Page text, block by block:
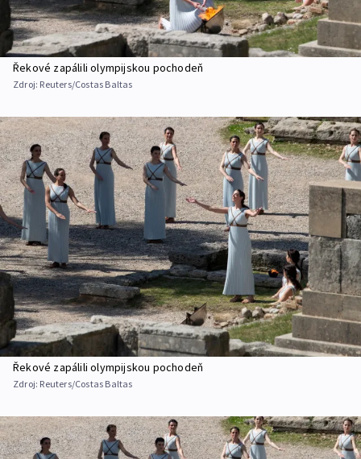
Řekové zapálili olympijskou pochodeň
Zdroj: Reuters/Costas Baltas
Řekové zapálili olympijskou pochodeň
Zdroj: Reuters/Costas Baltas